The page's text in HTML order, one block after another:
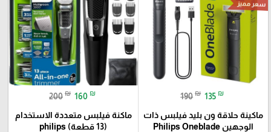
سعر مميز
190 ₪ 135 ₪
ماكينة حلاقة ون بليد فيلبس ذات
الوجهين Philips Oneblade
200 ₪ 160 ₪
ماكنة فيلبس متعددة الاستخدام
(13 قطعة) philips